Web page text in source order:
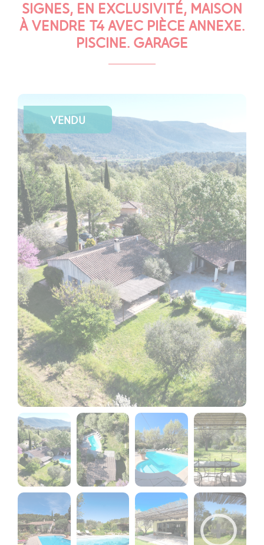
SIGNES, EN EXCLUSIVITÉ, MAISON
À VENDRE T4 AVEC PIÈCE ANNEXE.
PISCINE. GARAGE
VENDU